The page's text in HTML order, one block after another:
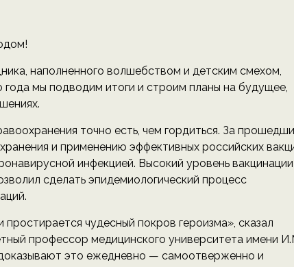
наполненного волшебством и детским смехом,
мы подводим итоги и строим планы на будущее,
точно есть, чем гордиться. За
и применению эффективных российских
инфекцией. Высокий уровень вакцинации
сделать эпидемиологический процесс
чудесный покров героизма», сказал
профессор медицинского университета имени
это ежедневно — самоотверженно и